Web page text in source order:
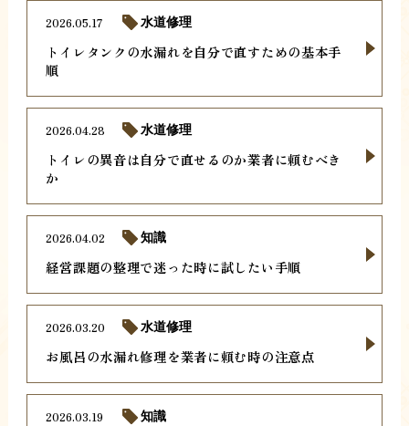
トイレタンクの水漏れを自分で直すための基本手
順
2026.05.17 水道修理
トイレの異音は自分で直せるのか業者に頼むべき
か
2026.04.28 水道修理
経営課題の整理で迷った時に試したい手順
2026.04.02 知識
お風呂の水漏れ修理を業者に頼む時の注意点
2026.03.20 水道修理
2026.03.19 知識